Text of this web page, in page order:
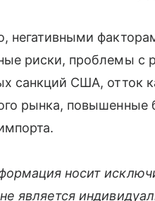
негативными
риски, проблемы с
санкций США, отток
рынка,
носит
является